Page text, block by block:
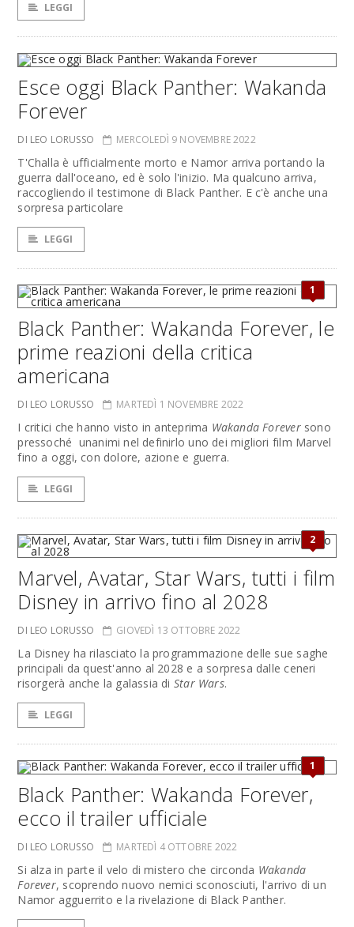
LEGGI
Esce oggi Black Panther: Wakanda
Forever
DI LEO LORUSSO MERCOLEDÌ 9 NOVEMBRE 2022
T'Challa è ufficialmente morto e Namor arriva portando la
guerra dall'oceano, ed è solo l'inizio. Ma qualcuno arriva,
raccogliendo il testimone di Black Panther. E c'è anche una
sorpresa particolare
LEGGI
1
Black Panther: Wakanda Forever, le
prime reazioni della critica
americana
DI LEO LORUSSO MARTEDÌ 1 NOVEMBRE 2022
I critici che hanno visto in anteprima Wakanda Foreversono
pressoché unanimi nel definirlo uno dei migliori film Marvel
fino a oggi, con dolore, azione e guerra.
LEGGI
2
Marvel, Avatar, Star Wars, tutti i film
Disney in arrivo fino al 2028
DI LEO LORUSSO GIOVEDÌ 13 OTTOBRE 2022
La Disney ha rilasciato la programmazione delle sue saghe
principali da quest'anno al 2028 e a sorpresa dalle ceneri
risorgerà anche la galassia di Star Wars.
LEGGI
1
Black Panther: Wakanda Forever,
ecco il trailer ufficiale
DI LEO LORUSSO MARTEDÌ 4 OTTOBRE 2022
Si alza in parte il velo di mistero che circonda Wakanda
Forever, scoprendo nuovo nemici sconosciuti, l'arrivo di un
Namor agguerrito e la rivelazione di Black Panther.